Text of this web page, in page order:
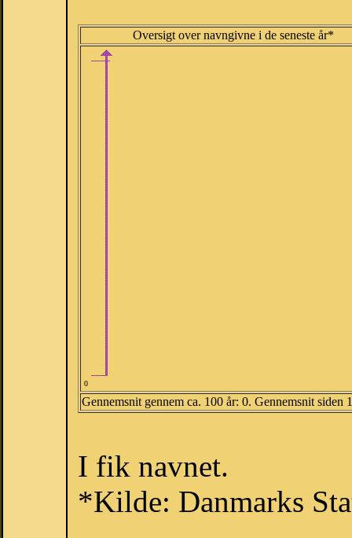
Oversigt over navngivne i de seneste år*
0
Gennemsnit gennem ca. 100 år: 0. Gennemsnit siden
I fik navnet.
*Kilde: Danmarks